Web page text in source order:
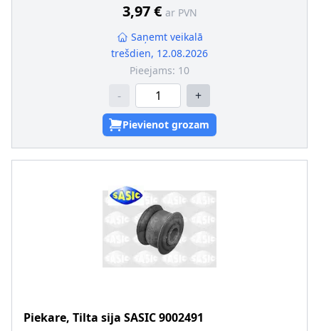
3,97 € ar PVN
Saņemt veikalā
trešdien, 12.08.2026
Pieejams: 10
- +
Pievienot grozam
Piekare, Tilta sija SASIC9002491